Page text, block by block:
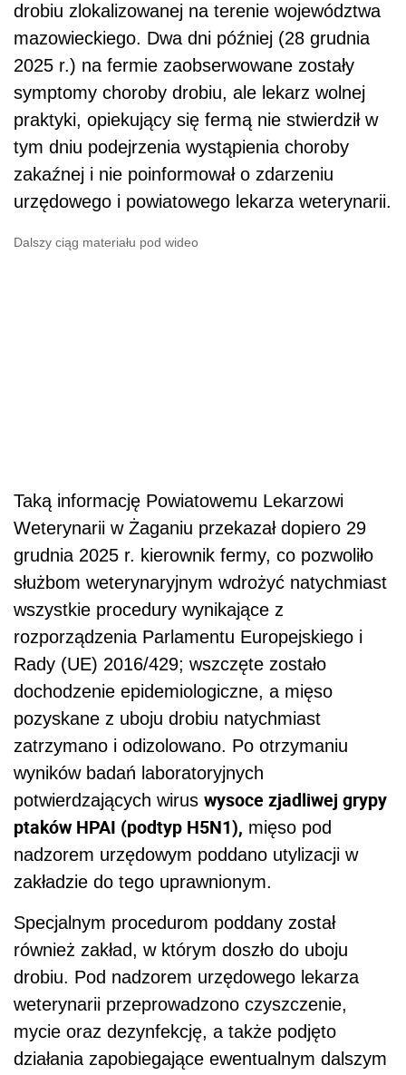
drobiu zlokalizowanej na terenie województwa
mazowieckiego. Dwa dni później (28 grudnia
2025 r.) na fermie zaobserwowane zostały
symptomy choroby drobiu, ale lekarz wolnej
praktyki, opiekujący się fermą nie stwierdził w
tym dniu podejrzenia wystąpienia choroby
zakaźnej i nie poinformował o zdarzeniu
urzędowego i powiatowego lekarza weterynarii.
Dalszy ciąg materiału pod wideo
Taką informację Powiatowemu Lekarzowi
Weterynarii w Żaganiu przekazał dopiero 29
grudnia 2025 r. kierownik fermy, co pozwoliło
służbom weterynaryjnym wdrożyć natychmiast
wszystkie procedury wynikające z
rozporządzenia Parlamentu Europejskiego i
Rady (UE) 2016/429; wszczęte zostało
dochodzenie epidemiologiczne, a mięso
pozyskane z uboju drobiu natychmiast
zatrzymano i odizolowano. Po otrzymaniu
wyników badań laboratoryjnych
potwierdzających wirus wysoce zjadliwej grypy
ptaków HPAI (podtyp H5N1), mięso pod
nadzorem urzędowym poddano utylizacji w
zakładzie do tego uprawnionym.
Specjalnym procedurom poddany został
również zakład, w którym doszło do uboju
drobiu. Pod nadzorem urzędowego lekarza
weterynarii przeprowadzono czyszczenie,
mycie oraz dezynfekcję, a także podjęto
działania zapobiegające ewentualnym dalszym